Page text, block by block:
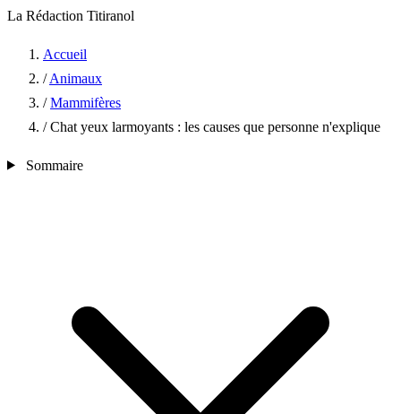
La Rédaction Titiranol
Accueil
/ Animaux
/ Mammifères
/ Chat yeux larmoyants : les causes que personne n'explique
Sommaire